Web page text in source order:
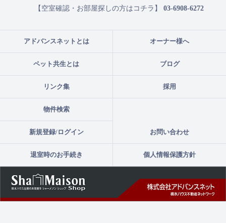
アドバンスネットとは オーナー様へ
ペット共生とは ブログ
リンク集 採用
物件検索
新規登録/ログイン お問い合わせ
退室時のお手続き 個人情報保護方針
【空室確認・お部屋探しの方はコチラ】 03-6908-6272